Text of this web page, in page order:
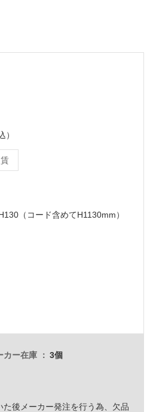
）
（コード含めてH1130mm）
カー在庫 3個
後メーカー発注を行う為、欠品